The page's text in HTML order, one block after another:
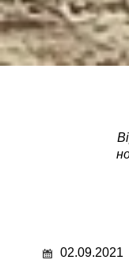
02.09.2021